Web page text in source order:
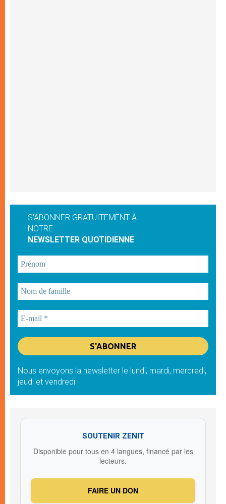
S'ABONNER GRATUITEMENT À
NOTRE
NEWSLETTER QUOTIDIENNE
Nous envoyons la newsletter le lundi, mardi, mercredi,
jeudi et vendredi
SOUTENIR ZENIT
Disponible pour tous en 4 langues, financé par les
lecteurs.
FAIRE UN DON